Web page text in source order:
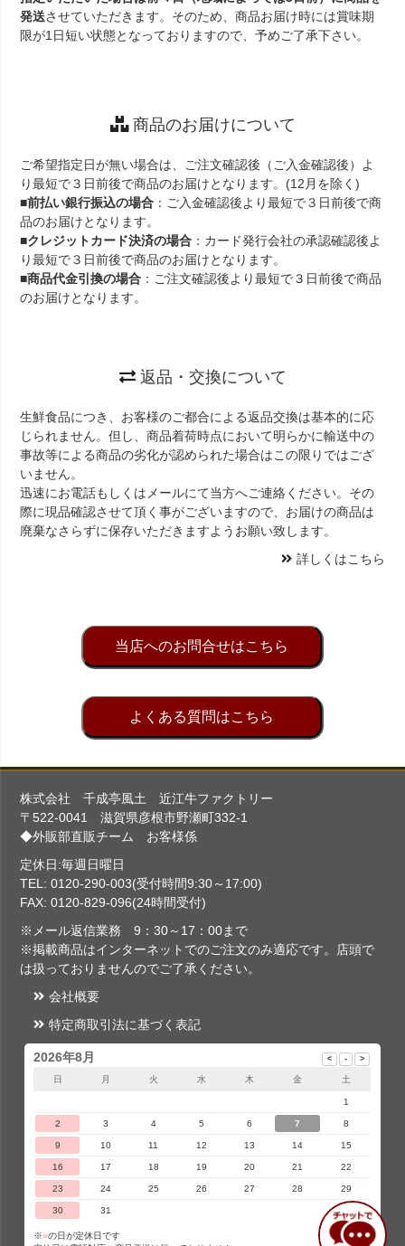
発送させていただきます。そのため、商品お届け時には賞味期
限が1日短い状態となっておりますので、予めご了承下さい。
商品のお届けについて
ご希望指定日が無い場合は、ご注文確認後（ご入金確認後）よ
り最短で３日前後で商品のお届けとなります。(12月を除く)
■前払い銀行振込の場合 ：ご入金確認後より最短で３日前後で商
品のお届けとなります。
■クレジットカード決済の場合 ：カード発行会社の承認確認後よ
り最短で３日前後で商品のお届けとなります。
■商品代金引換の場合 ：ご注文確認後より最短で３日前後で商品
のお届けとなります。
返品・交換について
生鮮食品につき、お客様のご都合による返品交換は基本的に応
じられません。但し、商品着荷時点において明らかに輸送中の
事故等による商品の劣化が認められた場合はこの限りではござ
いません。
迅速にお電話もしくはメールにて当方へご連絡ください。その
際に現品確認させて頂く事がございますので、お届けの商品は
廃棄なさらずに保存いただきますようお願い致します。
詳しくはこちら
当店へのお問合せはこちら
よくある質問はこちら
株式会社 千成亭風土 近江牛ファクトリー
〒522-0041 滋賀県彦根市野瀬町332-1
◆外販部直販チーム お客様係
定休日:毎週日曜日
TEL: 0120-290-003(受付時間9:30～17:00)
FAX: 0120-829-096(24時間受付)
※メール返信業務 9：30～17：00まで
※掲載商品はインターネットでのご注文のみ適応です。店頭で
は扱っておりませんのでご了承ください。
会社概要
特定商取引法に基づく表記
2026年8月
日 月 火 水 木 金 土
1
2 3 4 5 6 7 8
9 10 11 12 13 14 15
16 17 18 19 20 21 22
23 24 25 26 27 28 29
30 31
※■の日が定休日です